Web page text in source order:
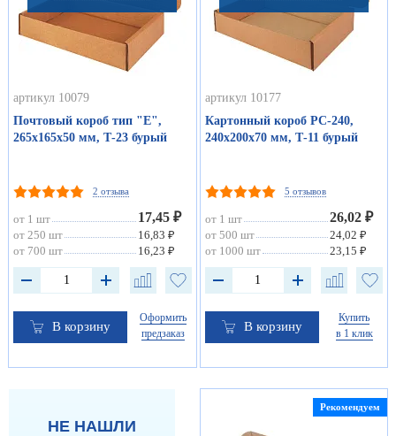
артикул 10079
Почтовый короб тип "Е",
265х165х50 мм, Т-23 бурый
2 отзыва
от 1 шт 17,45 ₽
от 250 шт
16,83 ₽
от 700 шт
16,23 ₽
В корзину
Оформить
предзаказ
артикул 10177
Картонный короб РС-240,
240х200х70 мм, Т-11 бурый
5 отзывов
от 1 шт 26,02 ₽
от 500 шт
24,02 ₽
от 1000 шт
23,15 ₽
В корзину
Купить
в 1 клик
НЕ НАШЛИ
Рекомендуем